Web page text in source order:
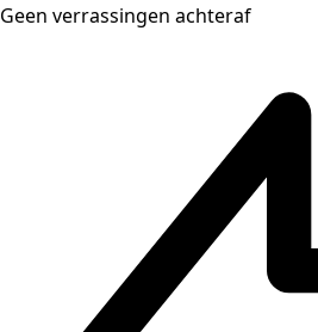
Geen verrassingen achteraf